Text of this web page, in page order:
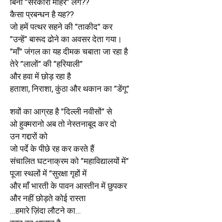
कैसा प्रबन्धन है यह??
जो हमें पत्थर सहने की ”ताकीद” कर
”उन्हें” बारूद ढोने का अवसर देता गया।
”माँ” जंगल का यह दीमक चबाता जा रहा है
तेरे ”लालों” की ”हरियाली”
और हवा में छोड़ रहा है
हताशा, निराशा, कुंठा और थकान का ”डेंगू”
शवों का आग्रह है ”दिल्ली नवीसों” से
ओ हुक्मरानो अब तो नेस्तनाबूद कर दो
उन गद्दारों को
जो पर्दे के पीछे रह कर करते हैं
संचालित घटनाक्रम को ”महाविद्यालयों में”
पूजा स्थलों में ”सुरक्षा गृहों में
और माँ भारती के पावन आस्तीन में छुपकर
और नहीं छोड़ते कोई रास्ता
…हमारे ज़िंदा लौटने का…